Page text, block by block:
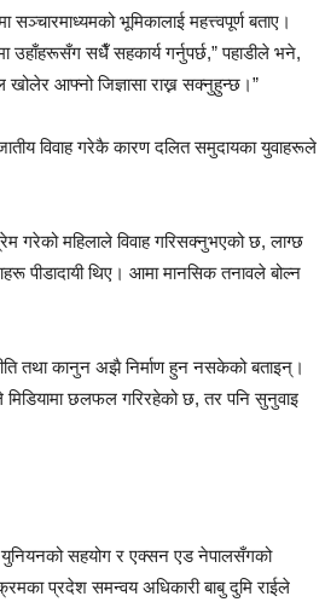
भूमिकालाई महत्त्वपूर्ण बताए।
उहाँहरूसँग सधैँ सहकार्य गर्नुपर्छ,” पहाडीले भने,
आफ्नो जिज्ञासा राख्न सक्नुहुन्छ।”
विवाह गरेकै कारण दलित समुदायका युवाहरूले
महिलाले विवाह गरिसक्नुभएको छ, लाग्छ
पीडादायी थिए। आमा मानसिक तनावले बोल्न
तथा कानुन अझै निर्माण हुन नसकेको बताइन्।
छलफल गरिरहेको छ, तर पनि सुनुवाइ
युनियनको सहयोग र एक्सन एड नेपालसँगको
प्रदेश समन्वय अधिकारी बाबु दुमि राईले